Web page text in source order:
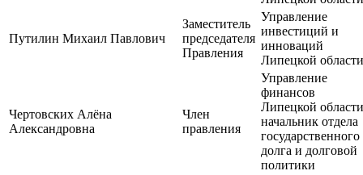
Путилин Михаил Павлович
Заместитель
председателя
Правления
Управление
инвестиций и
инноваций
Липецкой области
Чертовских Алёна
Александровна
Член
правления
Управление
финансов
Липецкой
начальник отдела
государственного
долга и долговой
политики